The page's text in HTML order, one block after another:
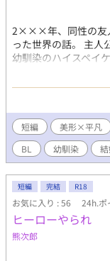
2×××年、同性の友
った世界の話。 主人
幼馴染のハイスペイ
まう。 受けは攻め
が、結婚を機に少し
形気だるげ系攻め×
作品もございます。
短編 美形×平凡
BL
幼馴染
短編 完結 R18
お気に入り : 56 24h.ポ
ヒーローやられ
熊次郎